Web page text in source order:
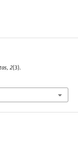
, 2(3).